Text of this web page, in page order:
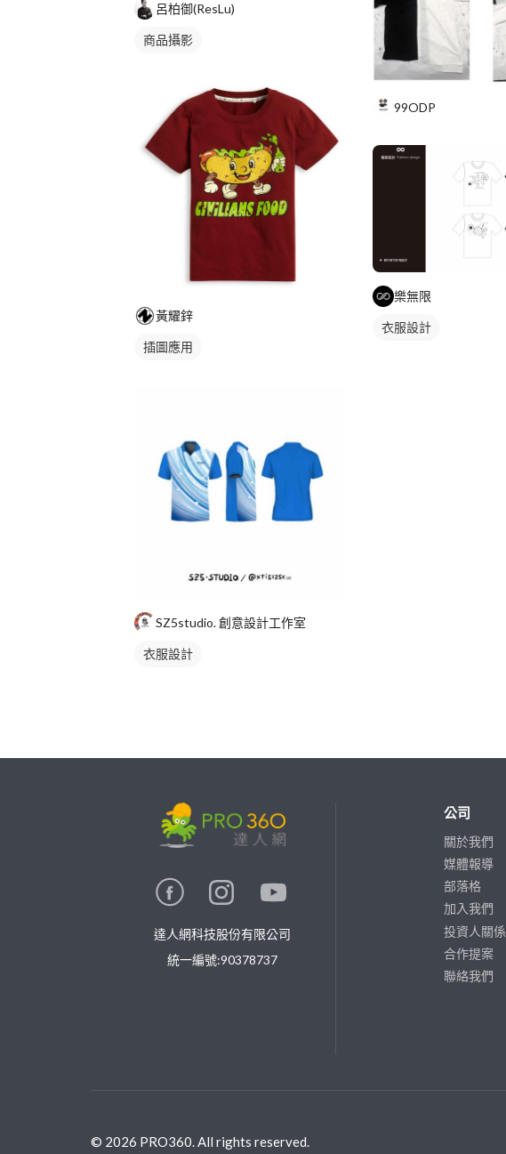
呂柏御(ResLu)
商品攝影
黃耀鋅
插圖應用
SZ5studio. 創意設計工作室
衣服設計
99ODP
樂無限
衣服設計
達人網科技股份有限公司
統一編號:90378737
公司
關於我們
媒體報導
部落格
加入我們
投資人關係
合作提案
聯絡我們
© 2026 PRO360. All rights reserved.